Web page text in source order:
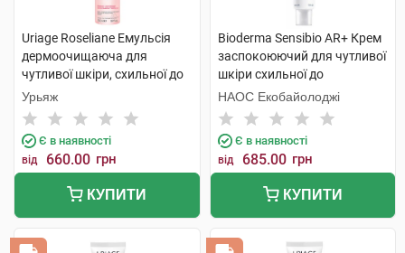
Uriage Roseliane Емульсія
дермоочищаюча для
чутливої шкіри, схильної до
почервоніння 250 мл 1
флакон
Урьяж
Є в наявності
від 660.00 грн
КУПИТИ
Bioderma Sensibio AR+ Крем
заспокоюючий для чутливої
шкіри схильної до
почервонінь 40 мл 1 туба
НАОС Екобайолоджі
Є в наявності
від 685.00 грн
КУПИТИ